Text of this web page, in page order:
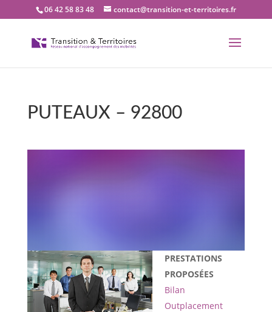
06 42 58 83 48 contact@transition-et-territoires.fr
PUTEAUX – 92800
bureau Transition et
PRESTATIONS
PROPOSÉES
Bilan
Outplacement